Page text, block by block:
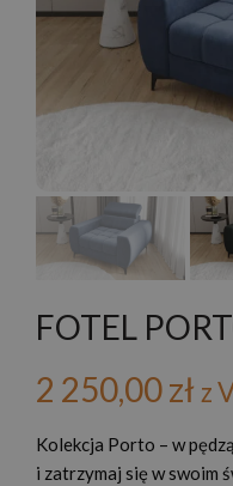
FOTEL
2 250,00zł z
Kolekcja Porto – w
i zatrzymaj się w swoim